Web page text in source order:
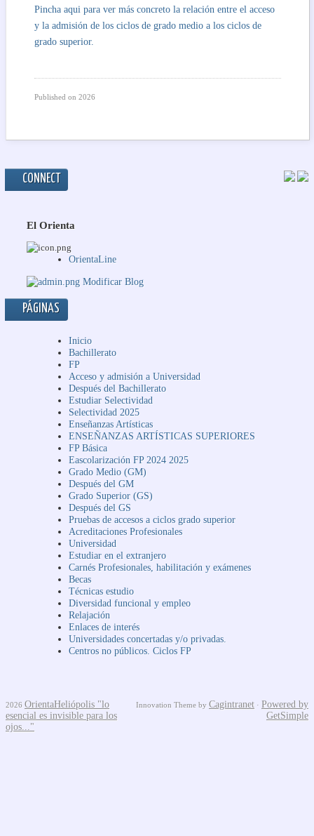
Pincha aqui para ver más concreto la relación entre el acceso
y la admisión de los ciclos de grado medio a los ciclos de
grado superior.
Published on 2026
CONNECT
El Orienta
OrientaLine
Modificar Blog
PÁGINAS
Inicio
Bachillerato
FP
Acceso y admisión a Universidad
Después del Bachillerato
Estudiar Selectividad
Selectividad 2025
Enseñanzas Artísticas
ENSEÑANZAS ARTÍSTICAS SUPERIORES
FP Básica
Eascolarización FP 2024 2025
Grado Medio (GM)
Después del GM
Grado Superior (GS)
Después del GS
Pruebas de accesos a ciclos grado superior
Acreditaciones Profesionales
Universidad
Estudiar en el extranjero
Carnés Profesionales, habilitación y exámenes
Becas
Técnicas estudio
Diversidad funcional y empleo
Relajación
Enlaces de interés
Universidades concertadas y/o privadas.
Centros no públicos. Ciclos FP
2026 OrientaHeliópolis "lo
esencial es invisible para los
ojos..."
Innovation Theme by Cagintranet · Powered by
GetSimple